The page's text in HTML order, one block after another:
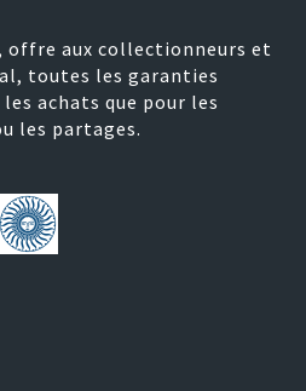
offre aux collectionneurs et
toutes les garanties
achats que pour les
les partages.